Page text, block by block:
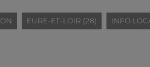
EURE-ET-LOIR (28) INFO